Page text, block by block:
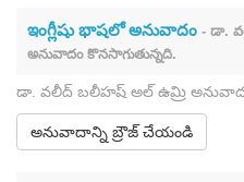
ఇంగ్లీషు భాషలో అనువాదం - డా.
అనువాదం కొనసాగుతున్నది.
డా. వలీద్ బలీహష్ అల్ ఉమ్రి
అనువాదాన్ని బ్రౌజ్ చేయండి